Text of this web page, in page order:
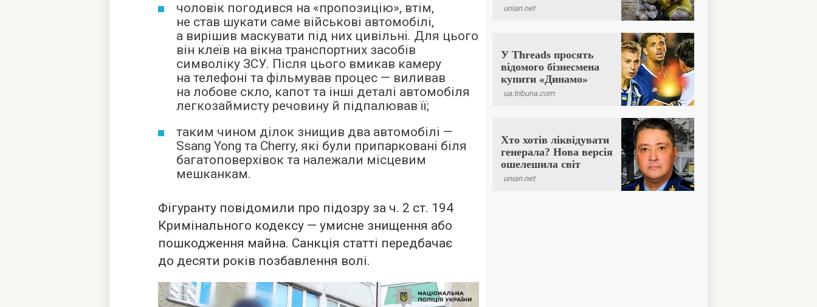
чоловік погодився на «пропозицію», втім,
не став шукати саме військові автомобілі,
а вирішив маскувати під них цивільні. Для цього
він клеїв на вікна транспортних засобів
символіку ЗСУ. Після цього вмикав камеру
на телефоні та фільмував процес — виливав
на лобове скло, капот та інші деталі автомобіля
легкозаймисту речовину й підпалював її;
таким чином ділок знищив два автомобілі —
Ssang Yong та Cherry, які були припарковані біля
багатоповерхівок та належали місцевим
мешканкам.
Фігуранту повідомили про підозру за ч. 2 ст. 194
Кримінального кодексу — умисне знищення або
пошкодження майна. Санкція статті передбачає
до десяти років позбавлення волі.